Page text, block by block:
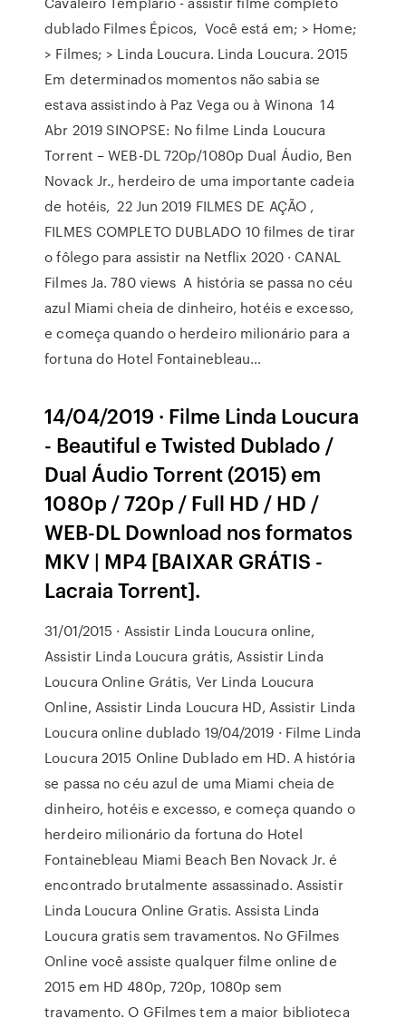
dublado Filmes Épicos, Você está em; > Home;
> Filmes; > Linda Loucura. Linda Loucura. 2015
Em determinados momentos não sabia se
estava assistindo à Paz Vega ou à Winona 14
Abr 2019 SINOPSE: No filme Linda Loucura
Torrent – WEB-DL 720p/1080p Dual Áudio, Ben
Novack Jr., herdeiro de uma importante cadeia
de hotéis, 22 Jun 2019 FILMES DE AÇÃO ,
FILMES COMPLETO DUBLADO 10 filmes de tirar
o fôlego para assistir na Netflix 2020 · CANAL
Filmes Ja. 780 views A história se passa no céu
azul Miami cheia de dinheiro, hotéis e excesso,
e começa quando o herdeiro milionário para a
fortuna do Hotel Fontainebleau…
14/04/2019 · Filme Linda Loucura
- Beautiful e Twisted Dublado /
Dual Áudio Torrent (2015) em
1080p / 720p / Full HD / HD /
WEB-DL Download nos formatos
MKV | MP4 [BAIXAR GRÁTIS -
Lacraia Torrent].
31/01/2015 · Assistir Linda Loucura online,
Assistir Linda Loucura grátis, Assistir Linda
Loucura Online Grátis, Ver Linda Loucura
Online, Assistir Linda Loucura HD, Assistir Linda
Loucura online dublado 19/04/2019 · Filme Linda
Loucura 2015 Online Dublado em HD. A história
se passa no céu azul de uma Miami cheia de
dinheiro, hotéis e excesso, e começa quando o
herdeiro milionário da fortuna do Hotel
Fontainebleau Miami Beach Ben Novack Jr. é
encontrado brutalmente assassinado. Assistir
Linda Loucura Online Gratis. Assista Linda
Loucura gratis sem travamentos. No GFilmes
Online você assiste qualquer filme online de
2015 em HD 480p, 720p, 1080p sem
travamento. O GFilmes tem a maior biblioteca